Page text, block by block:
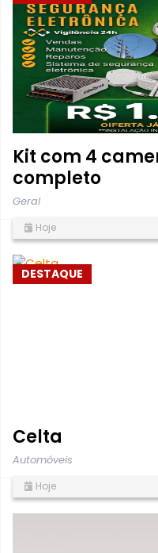
Kit com 4
completo
Geral
Hoje
DESTAQUE
Celta
Automóveis
Hoje